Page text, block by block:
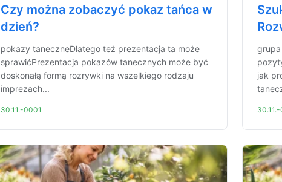
Czy można zobaczyć pokaz tańca w
dzień?
pokazy taneczneDlatego też prezentacja ta może
sprawićPrezentacja pokazów tanecznych może być
doskonałą formą rozrywki na wszelkiego rodzaju
imprezach...
30.11.-0001
jak